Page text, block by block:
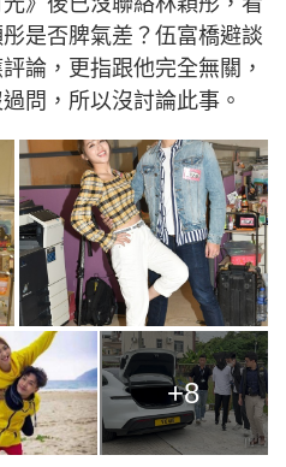
是否脾氣差？伍富橋避談
論，更指跟他完全無關，
問，所以沒討論此事。
+8